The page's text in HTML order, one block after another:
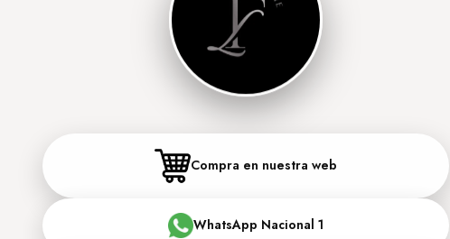
Compra en nuestra web
WhatsApp Nacional 1